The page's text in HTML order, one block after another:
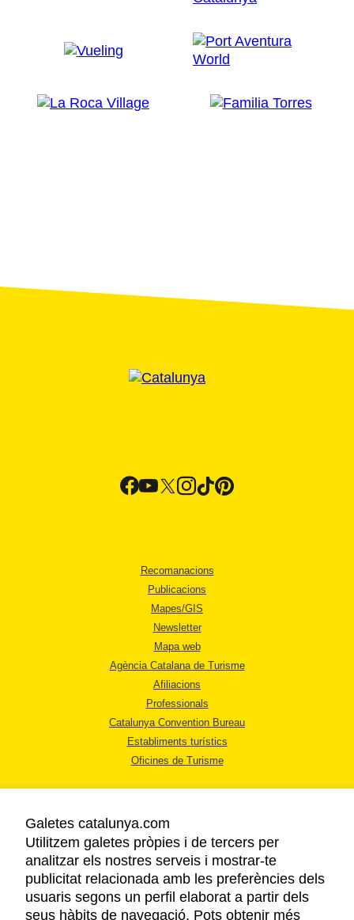
Recomanacions
Publicacions
Mapes/GIS
Newsletter
Mapa web
Agència Catalana de Turisme
Afiliacions
Professionals
Catalunya Convention Bureau
Establiments turístics
Oficines de Turisme
AVÍS LEGAL
POLÍTICA DE PRIVACITAT
COOKIES
Galetes catalunya.com
Utilitzem galetes pròpies i de tercers per
analitzar els nostres serveis i mostrar-te
publicitat relacionada amb les preferències dels
usuaris segons un perfil elaborat a partir dels
seus hàbits de navegació. Pots obtenir més